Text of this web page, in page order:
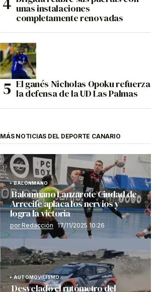
unas instalaciones
completamente renovadas
El ganés Nicholas Opoku refuerza
la defensa de la UD Las Palmas
MÁS NOTICIAS DEL DEPORTE CANARIO
BALONMANO
Balonmano Lanzarote Ciudad de
Arrecife aplaca los nervios y
logra la victoria
por Redacción 17/11/2025 10:26
AUTOMOVILISMO
Desvelado el rutómetro del